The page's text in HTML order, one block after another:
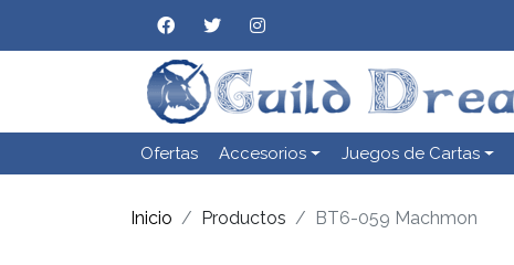
Ofertas Accesorios Juegos de Cartas
Inicio Productos BT6-059 Machmon